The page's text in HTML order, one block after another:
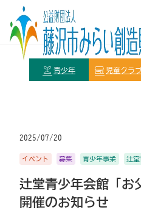
青少年 児童クラ
2025/07/20
イベント 募集 青少年事業 辻堂
辻堂青少年会館「お
開催のお知らせ